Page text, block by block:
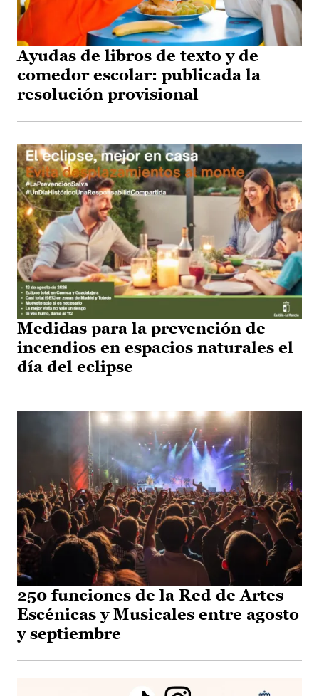
Ayudas de libros de texto y de
comedor escolar: publicada la
resolución provisional
Medidas para la prevención de
incendios en espacios naturales el
día del eclipse
250 funciones de la Red de Artes
Escénicas y Musicales entre agosto
y septiembre